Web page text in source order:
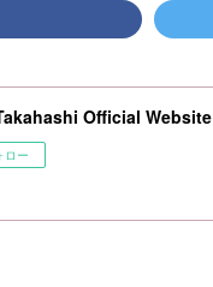
Official Website
ロー